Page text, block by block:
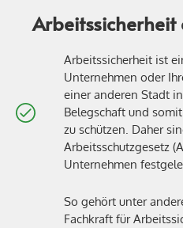
Arbeitssicherheit ist
Unternehmen oder
einer anderen Stadt
Belegschaft und
zu schützen. Daher
Arbeitsschutzgesetz
Unternehmen
So gehört unter
Fachkraft für